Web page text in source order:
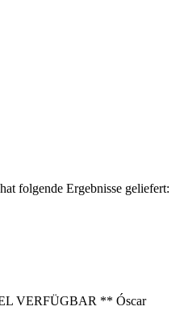
folgende Ergebnisse geliefert:
VERFÜGBAR ** Óscar